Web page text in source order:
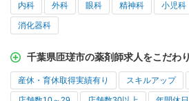
内科 外科 眼科 精神科 小児科
消化器科
千葉県匝瑳市の薬剤師求人をこだわ
産休・育休取得実績有り スキルアップ